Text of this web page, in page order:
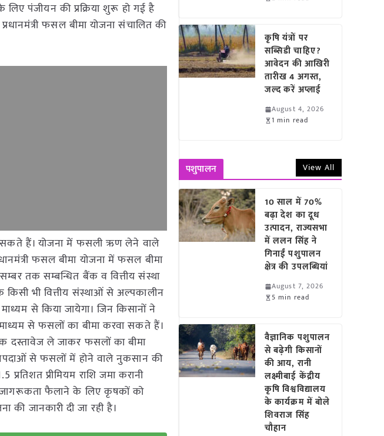
पंजीयन की प्रक्रिया शुरू हो गई है
फसल बीमा योजना संचालित की
सकते हैं। योजना में फसली ऋण लेने वाले
फसल बीमा योजना में फसल बीमा
तक सम्बन्धित बैंक व वित्तीय संस्था
भी वित्तीय संस्थाओं से अल्पकालीन
से किया जायेगा। जिन किसानों ने
से फसलों का बीमा करवा सकते हैं।
दस्तावेज ले जाकर फसलों का बीमा
से फसलों में होने वाले नुकसान की
प्रीमियम राशि जमा करानी
में जागरूकता फैलाने के लिए कृषकों को
की जानकारी दी जा रही है।
कृषि यंत्रों पर
सब्सिडी चाहिए?
आवेदन की आखिरी
तारीख 4 अगस्त,
जल्द करें अप्लाई
August 4, 2026
1 min read
पशुपालन View All
10 साल में 70%
बढ़ा देश का दूध
उत्पादन, राज्यसभा
में ललन सिंह ने
गिनाईं पशुपालन
क्षेत्र की उपलब्धियां
August 7, 2026
5 min read
वैज्ञानिक पशुपालन
से बढ़ेगी किसानों
की आय, रानी
लक्ष्मीबाई केंद्रीय
कृषि विश्वविद्यालय
के कार्यक्रम में बोले
शिवराज सिंह
चौहान